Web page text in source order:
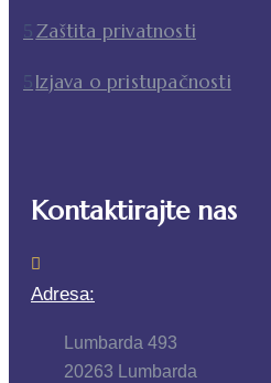
Zaštita privatnosti
Izjava o pristupačnosti
Kontaktirajte nas
Adresa:
Lumbarda 493
20263 Lumbarda